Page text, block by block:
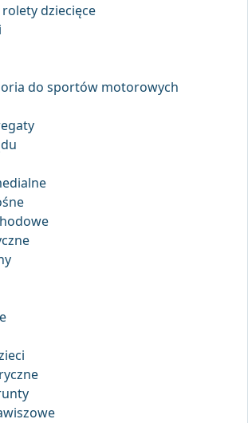
rolety dziecięce
do sportów motorowych